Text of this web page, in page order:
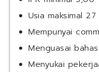
Usia maksimal
Mempunyai
Menguasai
Menyukai